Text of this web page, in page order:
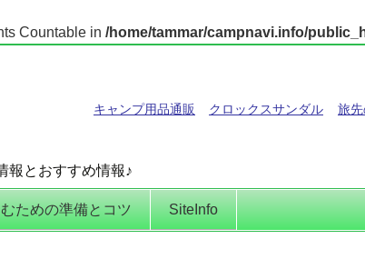
Countable in /home/tammar/campnavi.info/
キャンプ用品通販 クロックスサンダル 旅
報とおすすめ情報♪
ための準備とコツ SiteInfo